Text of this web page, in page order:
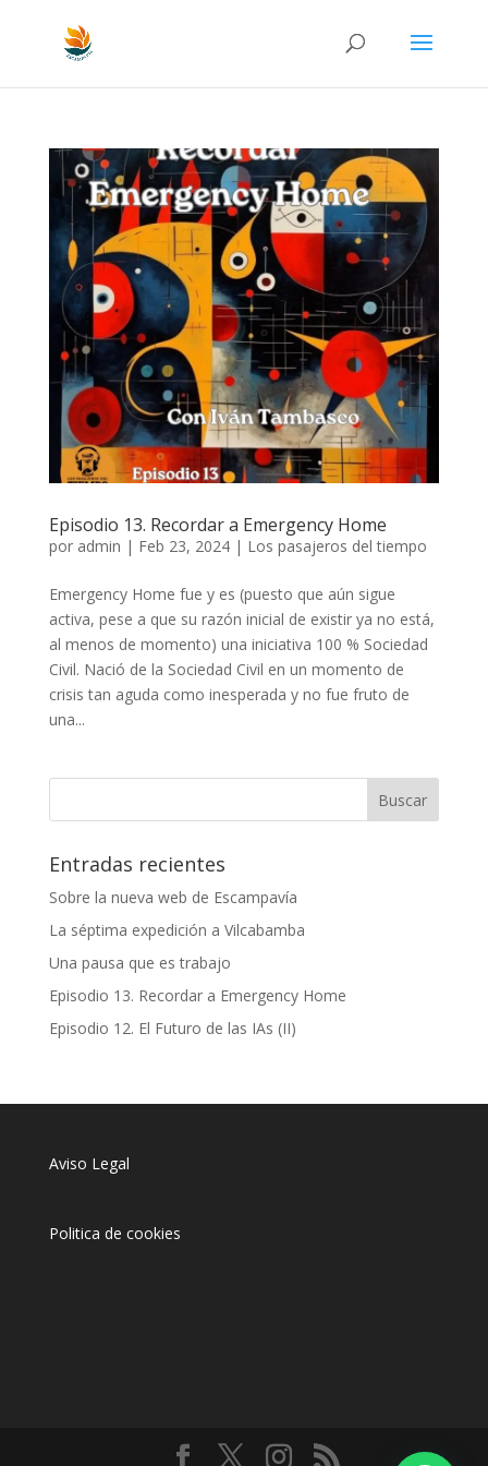
Episodio 13. Recordar a Emergency Home
por admin | Feb 23, 2024| Los pasajeros del tiempo
Emergency Home fue y es (puesto que aún sigue
activa, pese a que su razón inicial de existir ya no está,
al menos de momento) una iniciativa 100 % Sociedad
Civil. Nació de la Sociedad Civil en un momento de
crisis tan aguda como inesperada y no fue fruto de
una...
Entradas recientes
Sobre la nueva web de Escampavía
La séptima expedición a Vilcabamba
Una pausa que es trabajo
Episodio 13. Recordar a Emergency Home
Episodio 12. El Futuro de las IAs (II)
Aviso Legal
Politica de cookies